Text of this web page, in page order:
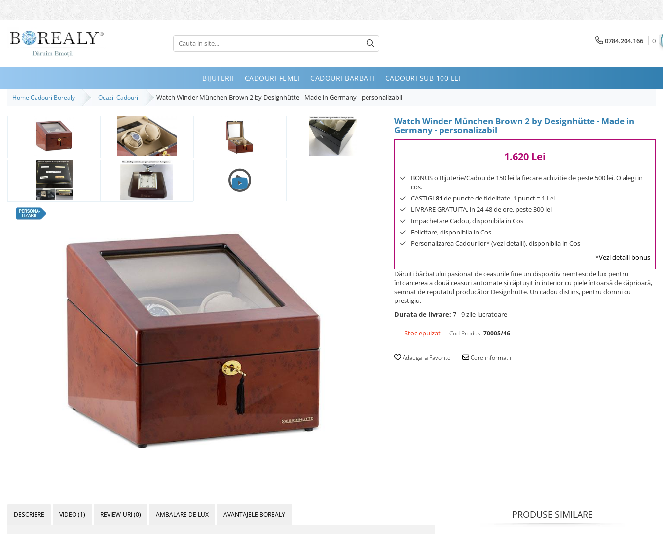
Bijuterii
Inele
Bratari
Destinatari
Bijuterii Femei
Bijuterii Copii
Bijuterii Mirese
500 Lei - 1000 Lei
0784.204.166 0
BIJUTERII CADOURI FEMEI CADOURI BARBATI CADOURI SUB 100 LEI
Home Cadouri Borealy Ocazii Cadouri Watch Winder München Brown 2 by Designhütte - Made in Germany - personalizabil
Watch Winder München Brown 2 by Designhütte - Made in
Germany - personalizabil
1.620 Lei
BONUS o Bijuterie/Cadou de 150 lei la fiecare achizitie de peste 500 lei. O alegi in
cos.
CASTIGI 81 de puncte de fidelitate. 1 punct = 1 Lei
LIVRARE GRATUITA, in 24-48 de ore, peste 300 lei
Impachetare Cadou, disponibila in Cos
Felicitare, disponibila in Cos
Personalizarea Cadourilor* (vezi detalii), disponibila in Cos
*Vezi detalii bonus
Dăruiţi bărbatului pasionat de ceasurile fine un dispozitiv nemţesc de lux pentru
întoarcerea a două ceasuri automate şi căptuşit în interior cu piele întoarsă de căprioară,
semnat de reputatul producător Designhütte. Un cadou distins, pentru domni cu
prestigiu.
Durata de livrare: 7 - 9 zile lucratoare
Stoc epuizat Cod Produs: 70005/46
Adauga la Favorite Cere informatii
DESCRIERE VIDEO(1) REVIEW-URI(0) AMBALARE DE LUX AVANTAJELE BOREALY PRODUSE SIMILARE